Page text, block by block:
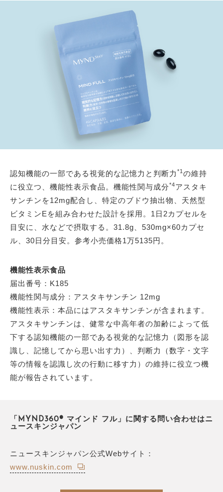
認知機能の一部である視覚的な記憶力と判断力 *1 の維持
に役立つ、機能性表示食品。機能性関与成分*4アスタキ
サンチンを12mg配合し、特定のブドウ抽出物、天然型
ビタミンEを組み合わせた設計を採用。1日2カプセルを
目安に、水などで摂取する。31.8g、530mg×60カプセ
ル、30日分目安。参考小売価格1万5135円。
機能性表示食品
届出番号：K185
機能性関与成分：アスタキサンチン 12mg
機能性表示：本品にはアスタキサンチンが含まれます。
アスタキサンチンは、健常な中高年者の加齢によって低
下する認知機能の一部である視覚的な記憶力（図形を認
識し、記憶してから思い出す力）、判断力（数字・文字
等の情報を認識し次の行動に移す力）の維持に役立つ機
能が報告されています。
「MYND360® マインド フル」に関する問い合わせはニ
ュースキンジャパン
ニュースキンジャパン公式Webサイト：
www.nuskin.com